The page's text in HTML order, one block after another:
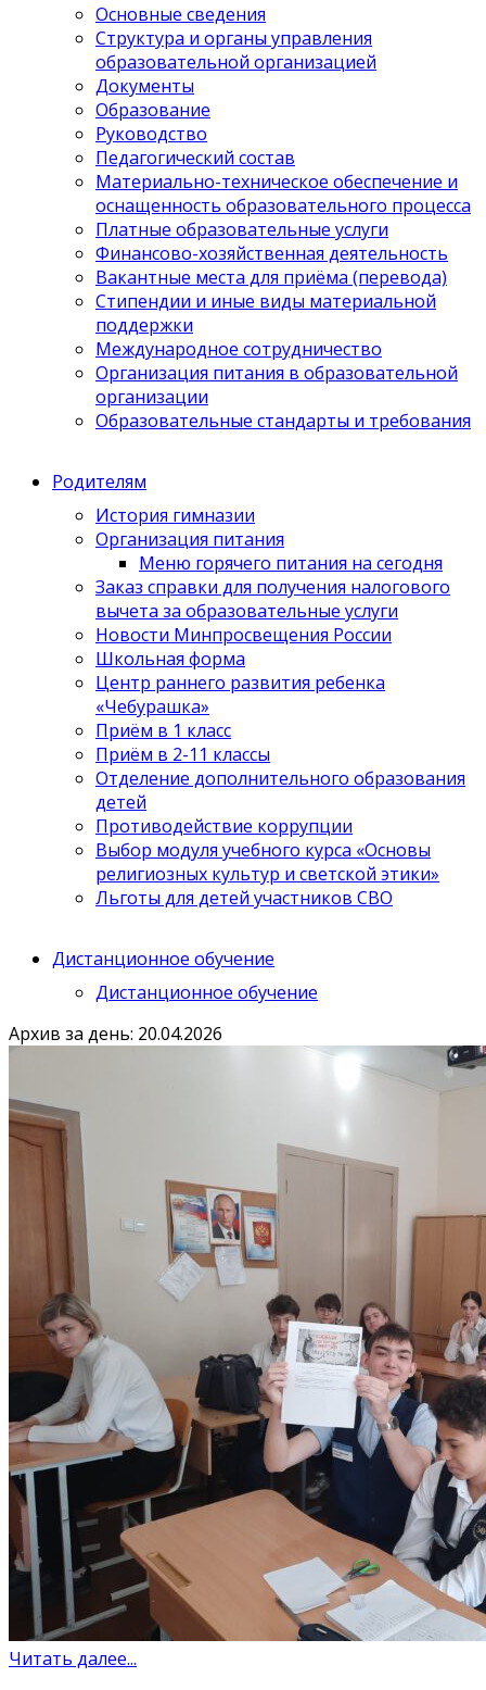
Основные сведения
Структура и органы управления
образовательной организацией
Документы
Образование
Руководство
Педагогический состав
Материально-техническое обеспечение и
оснащенность образовательного процесса
Платные образовательные услуги
Финансово-хозяйственная деятельность
Вакантные места для приёма (перевода)
Стипендии и иные виды материальной
поддержки
Международное сотрудничество
Организация питания в образовательной
организации
Образовательные стандарты и требования
Родителям
История гимназии
Организация питания
Меню горячего питания на сегодня
Заказ справки для получения налогового
вычета за образовательные услуги
Новости Минпросвещения России
Школьная форма
Центр раннего развития ребенка
«Чебурашка»
Приём в 1 класс
Приём в 2-11 классы
Отделение дополнительного образования
детей
Противодействие коррупции
Выбор модуля учебного курса «Основы
религиозных культур и светской этики»
Льготы для детей участников СВО
Дистанционное обучение
Дистанционное обучение
Архив за день: 20.04.2026
Читать далее...